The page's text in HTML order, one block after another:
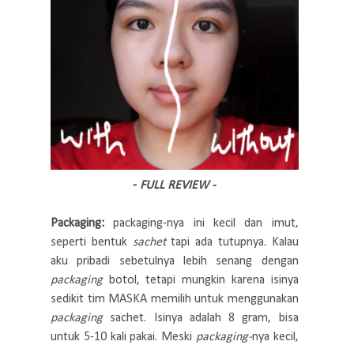
- FULL REVIEW -
Packaging:packaging-nya ini kecil dan imut,
seperti bentuk sachettapi ada tutupnya. Kalau
aku pribadi sebetulnya lebih senang dengan
packaging botol, tetapi mungkin karena isinya
sedikit tim MASKA memilih untuk menggunakan
packaging sachet. Isinya adalah 8 gram, bisa
untuk 5-10 kali pakai. Meski packaging-nya kecil,